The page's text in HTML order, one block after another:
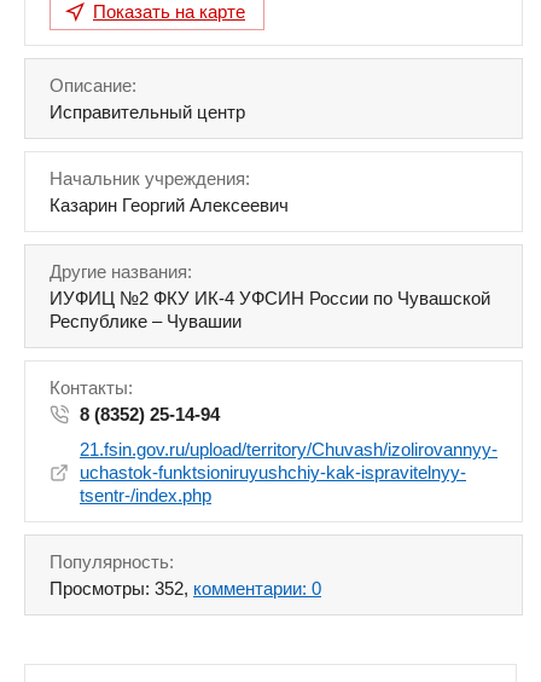
Показать на карте
Описание:
Исправительный центр
Начальник учреждения:
Казарин Георгий Алексеевич
Другие названия:
ИУФИЦ №2 ФКУ ИК-4 УФСИН России по Чувашской
Республике – Чувашии
Контакты:
8 (8352) 25-14-94
21.fsin.gov.ru/upload/territory/Chuvash/izolirovannyy-
uchastok-funktsioniruyushchiy-kak-ispravitelnyy-
tsentr-/index.php
Популярность:
Просмотры: 352, комментарии: 0